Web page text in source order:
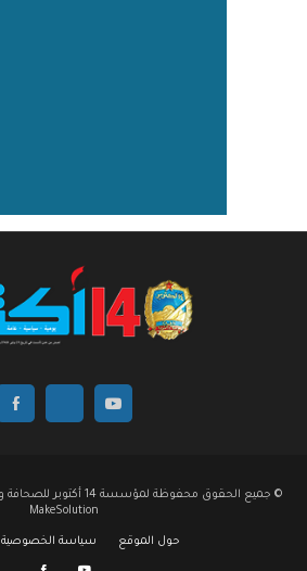
MakeSolution
حول الموقع سياسة الخصوصية